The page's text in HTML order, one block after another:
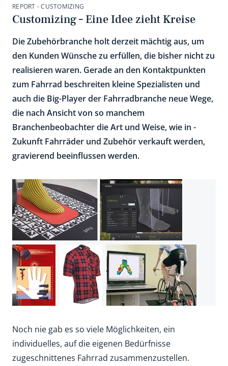
REPORT - CUSTOMIZING
Customizing – Eine Idee zieht Kreise
Die Zubehörbranche holt derzeit mächtig aus, um
den Kunden Wünsche zu erfüllen, die bisher nicht zu
realisieren waren. Gerade an den Kontaktpunkten
zum Fahrrad beschreiten kleine Spezialisten und
auch die Big-Player der Fahrradbranche neue Wege,
die nach Ansicht von so manchem
Branchenbeobachter die Art und Weise, wie in ­
Zukunft Fahrräder und Zubehör verkauft werden,
gravierend beeinflussen werden.
Noch nie gab es so viele Möglich­keiten, ein
individuelles, auf die eigenen Bedürfnisse
zugeschnittenes Fahrrad zusammenzustellen.